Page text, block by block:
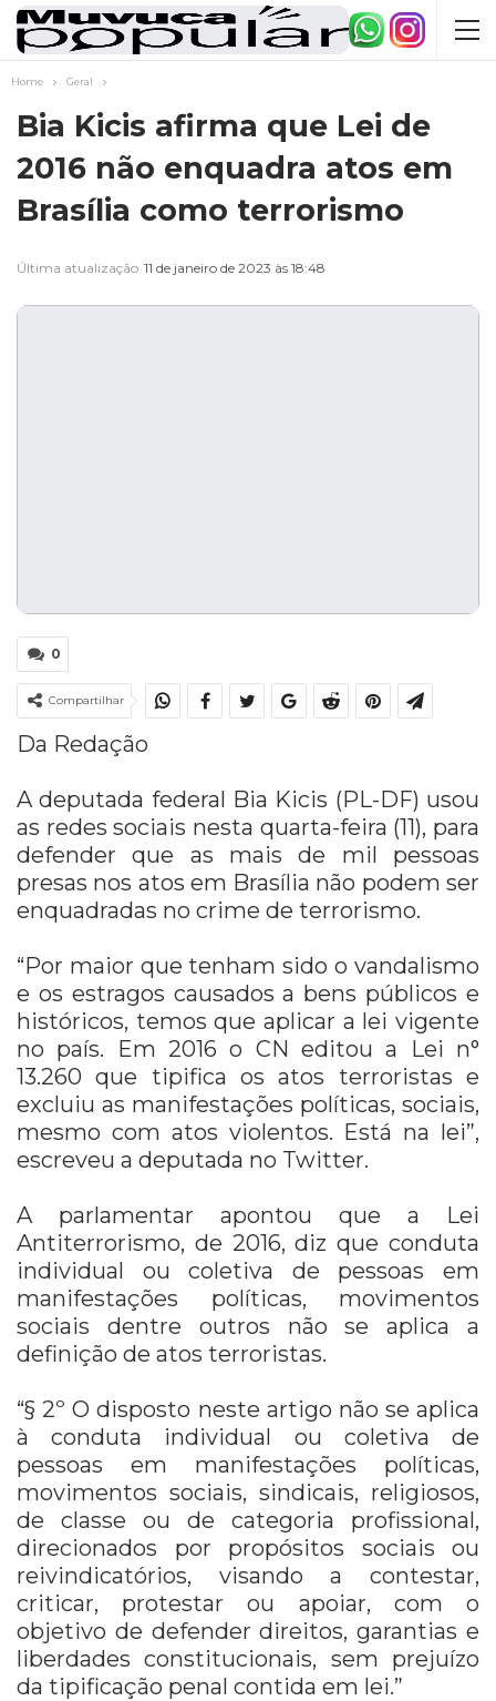
Home Geral
Bia Kicis afirma que Lei de
2016 não enquadra atos em
Brasília como terrorismo
Última atualização 11 de janeiro de 2023 às 18:48
0
Compartilhar
Da Redação
A deputada federal Bia Kicis (PL-DF) usou
as redes sociais nesta quarta-feira (11), para
defender que as mais de mil pessoas
presas nos atos em Brasília não podem ser
enquadradas no crime de terrorismo.
“Por maior que tenham sido o vandalismo
e os estragos causados a bens públicos e
históricos, temos que aplicar a lei vigente
no país. Em 2016 o CN editou a Lei n°
13.260 que tipifica os atos terroristas e
excluiu as manifestações políticas, sociais,
mesmo com atos violentos. Está na lei”,
escreveu a deputada no Twitter.
A parlamentar apontou que a Lei
Antiterrorismo, de 2016, diz que conduta
individual ou coletiva de pessoas em
manifestações políticas, movimentos
sociais dentre outros não se aplica a
definição de atos terroristas.
“§ 2º O disposto neste artigo não se aplica
à conduta individual ou coletiva de
pessoas em manifestações políticas,
movimentos sociais, sindicais, religiosos,
de classe ou de categoria profissional,
direcionados por propósitos sociais ou
reivindicatórios, visando a contestar,
criticar, protestar ou apoiar, com o
objetivo de defender direitos, garantias e
liberdades constitucionais, sem prejuízo
da tipificação penal contida em lei.”